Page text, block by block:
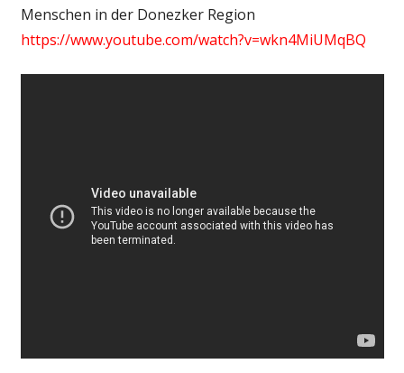
Menschen in der Donezker Region
https://www.youtube.com/watch?v=wkn4MiUMqBQ